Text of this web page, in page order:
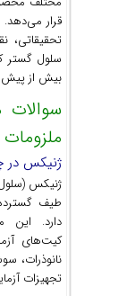
قرار می‌دهد.
تحقیقاتی،
سلول گستر
بیش از پیش
سوالات
ژنیکس در
ژنیکس
طیف
دارد. این
کیت‌های
نانوذرات،
تجهیزات